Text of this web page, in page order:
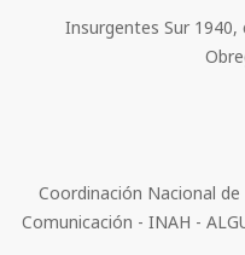
Insurgentes Sur 1940,
Coordinación Nacional
Comunicación - INAH -